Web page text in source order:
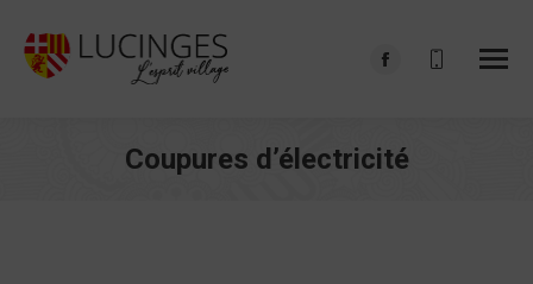
Facebook
in
Coupures d’électricité